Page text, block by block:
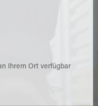
Ihrem Ort verfügbar